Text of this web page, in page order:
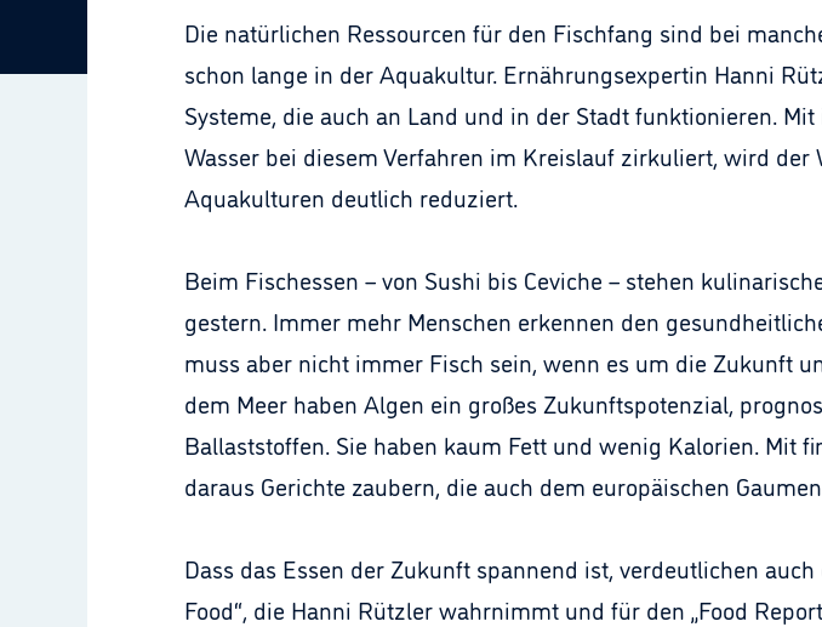
Die natürlichen Ressourcen für den Fischfang sind bei
schon lange in der Aquakultur. Ernährungsexpertin Hanni
Systeme, die auch an Land und in der Stadt funktionieren.
Wasser bei diesem Verfahren im Kreislauf zirkuliert, wird
Aquakulturen deutlich reduziert.
Beim Fischessen – von Sushi bis Ceviche – stehen
gestern. Immer mehr Menschen erkennen den
muss aber nicht immer Fisch sein, wenn es um die Zukunft
dem Meer haben Algen ein großes Zukunftspotenzial,
Ballaststoffen. Sie haben kaum Fett und wenig Kalorien. Mit
daraus Gerichte zaubern, die auch dem europäischen
Dass das Essen der Zukunft spannend ist, verdeutlichen
Food“, die Hanni Rützler wahrnimmt und für den „Food